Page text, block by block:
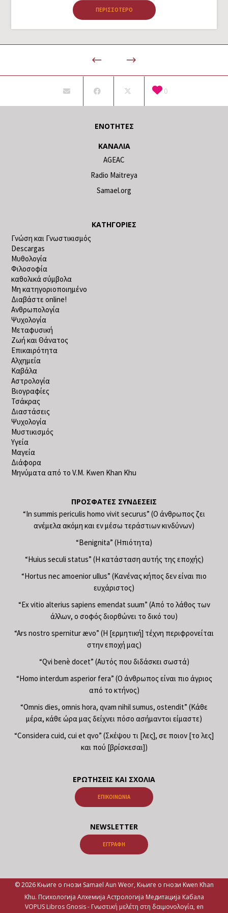
ΠΕΡΙΣΣΌΤΕΡΟ
0
ΕΝΌΤΗΤΕΣ
ΚΑΝΆΛΙΑ
AGEAC
Radio Maitreya
Samael.org
ΚΑΤΗΓΟΡΊΕΣ
Γνώση και Γνωστικισμός
Descargas
Μυθολογία
Φιλοσοφία
καθολικά σύμβολα
Μη κατηγοριοποιημένο
Διαβάστε online!
Ανθρωπολογία
Ψυχολογία
Μεταφυσική
Ζωή και Θάνατος
Επικαιρότητα
Αλχημεία
Καβάλα
Αστρολογία
Βιογραφίες
Τσάκρας
Διαστάσεις
Ψυχολογία
Μυστικισμός
Υγεία
Μαγεία
Διάφορα
Μηνύματα από το V.M. Kwen Khan Khu
ΠΡΌΣΦΑΤΕΣ ΣΥΝΔΈΣΕΙΣ
“In summis periculis homo vivit securus” (Ο άνθρωπος ζει
ανέμελα ακόμη και εν μέσω τεράστιων κινδύνων)
“Benignita” (Ηπιότητα)
“Huius seculi status” (Η κατάσταση αυτής της εποχής)
“Hortus nec amoenior ullus” (Κανένας κήπος δεν είναι πιο
ευχάριστος)
“Ex vitio alterius sapiens emendat suum” (Από το λάθος των
άλλων, ο σοφός διορθώνει το δικό του)
“Ars nostro spernitur ævo” (Η [ερμητική] τέχνη περιφρονείται
στην εποχή μας)
“Qvi benè docet” (Αυτός που διδάσκει σωστά)
“Homo interdum asperior fera” (Ο άνθρωπος είναι πιο άγριος
από το κτήνος)
“Omnis dies, omnis hora, qvam nihil sumus, ostendit” (Κάθε
μέρα, κάθε ώρα μας δείχνει πόσο ασήμαντοι είμαστε)
“Considera cuid, cui et qvo” (Σκέψου τι [λες], σε ποιον [το λες]
και πού [βρίσκεσαι])
ΕΡΩΤΉΣΕΙΣ ΚΑΙ ΣΧΌΛΙΑ
ΕΠΙΚΟΙΝΩΝΊΑ
NEWSLETTER
ΕΓΓΡΑΦΉ
© 2026 Књиге о гнози Samael Aun Weor, Књиге о гнози Kwen Khan
Khu. Психологија Алхемија Астрологија Медитација Кабала
VOPUS Libros Gnosis - Γνωστική μελέτη στη δαιμονολογία, en